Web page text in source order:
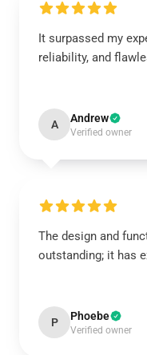
It surpassed my
reliability, and
A Andrew
Verified owner
The design and
outstanding; it has
P Phoebe
Verified owner